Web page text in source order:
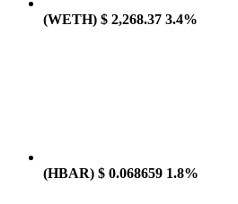
(WETH) $ 2,268.37 3.4%
(HBAR) $ 0.068659 1.8%